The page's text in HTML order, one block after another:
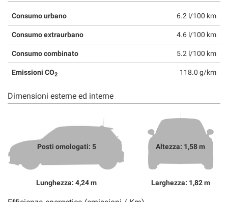
Consumo urbano 6.2 l/100 km
Consumo extraurbano 4.6 l/100 km
Consumo combinato 5.2 l/100 km
Emissioni CO2 118.0 g/km
Dimensioni esterne ed interne
Posti omologati: 5
Lunghezza: 4,24 m
Altezza: 1,58 m
Larghezza: 1,82 m